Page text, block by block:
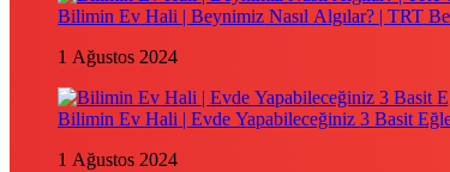
Bilimin Ev Hali | Beynimiz Nasıl Algılar? | TRT
1 Ağustos 2024
Bilimin Ev Hali | Evde Yapabileceğiniz 3 Basit
1 Ağustos 2024